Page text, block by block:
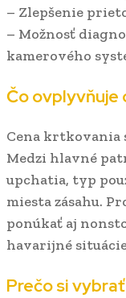
– Zlepšenie
– Možnosť
kamerového
Čo ovplyvňuje
Cena krtkovania
Medzi hlavné
upchatia, typ
miesta zásahu.
ponúkať aj
havarijné
Prečo si